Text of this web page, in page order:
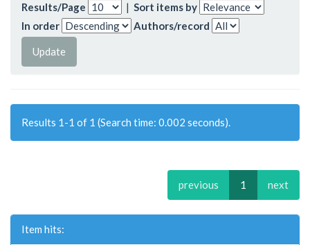
Results/Page | Sort items by
In order
Authors/record
Results 1-1 of 1 (Search time: 0.002 seconds).
previous 1 next
Item hits: